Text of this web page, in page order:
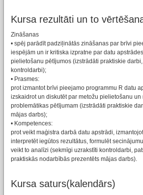
Kursa rezultāti un to
Zināšanas
• spēj parādīt padziļinātās zināšanas par brīvi
iespējām un ir kritiska izpratne par datu
pielietošanu pētījumos (izstrādāti praktiskie
kontroldarbi);
• Prasmes:
prot izmantot brīvi pieejamo programmu R datu
izskaidrot un diskutēt par metožu pielietošanu
problemātikas pētījumam (izstrādāti praktiskie
mājas darbs);
• Kompetences:
prot veikt maģistra darbā datu apstrādi,
interpretēt iegūtos rezultātus, formulēt
veikt to analīzi (sekmīgi uzrakstīti kontroldarbi,
praktiskās nodarbībās prezentēts mājas darbs).
Kursa saturs(kalendārs)